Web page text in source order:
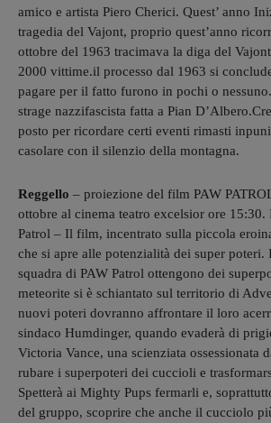
amico e artista Piero Cherici. Quest’ anno
tragedia del Vajont, proprio quest’anno
ottobre del 1963 tracimava la diga del
2000 vittime.il processo dal 1963 si
pagare per il fatto furono in pochi o
strage nazzifascista fatta a Pian
posto per ricordare certi eventi rimasti
casolare con il silenzio della montagna.
Reggello – proiezione del film PAW
ottobre al cinema teatro excelsior ore 15:30.
Patrol – Il film, incentrato sulla piccola
che si apre alle potenzialità dei super
squadra di PAW Patrol ottengono dei
meteorite si è schiantato sul territorio di
nuovi poteri dovranno affrontare il loro
sindaco Humdinger, quando evaderà di
Victoria Vance, una scienziata ossessionata
rubare i superpoteri dei cuccioli e
Spetterà ai Mighty Pups fermarli e,
del gruppo, scoprire che anche il cucciolo